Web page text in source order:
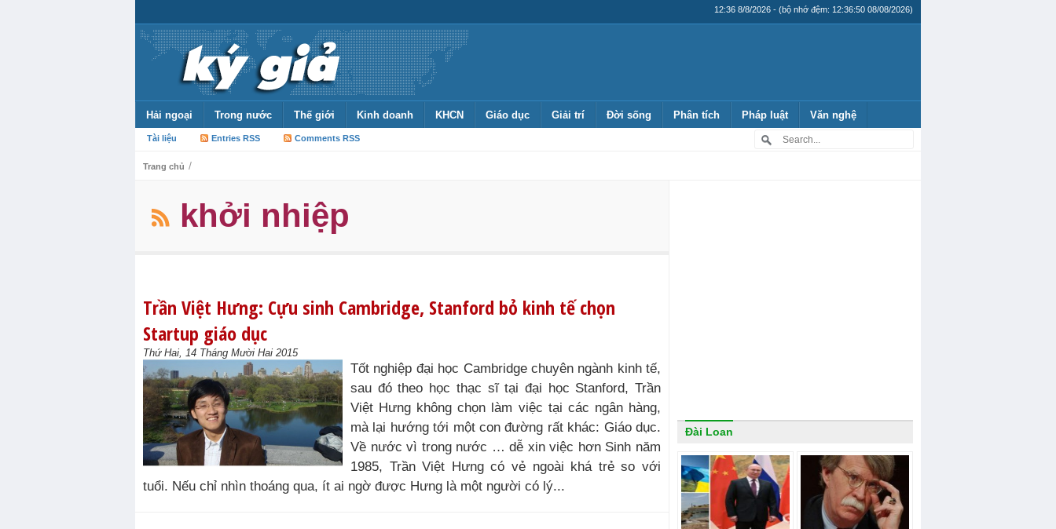
12:36 8/8/2026 - (bộ nhớ đệm: 12:36:50 08/08/2026)
Hải ngoại Trong nước Thế giới Kinh doanh KHCN Giáo dục Giải trí Đời sống Phân tích Pháp luật Văn nghệ
Tài liệu Entries RSS Comments RSS
Trang chủ /
khởi nhiệp
Trần Việt Hưng: Cựu sinh Cambridge, Stanford bỏ kinh tế chọn
Startup giáo dục
Thứ Hai, 14 Tháng Mười Hai 2015
Tốt nghiệp đại học Cambridge chuyên ngành kinh tế,
sau đó theo học thạc sĩ tại đại học Stanford, Trần
Việt Hưng không chọn làm việc tại các ngân hàng,
mà lại hướng tới một con đường rất khác: Giáo dục.
Về nước vì trong nước … dễ xin việc hơn Sinh năm
1985, Trần Việt Hưng có vẻ ngoài khá trẻ so với
tuổi. Nếu chỉ nhìn thoáng qua, ít ai ngờ được Hưng là một người có lý...
Đài Loan